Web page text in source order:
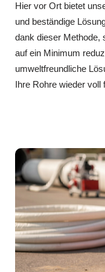
Hier vor Ort bietet
und beständige
dank dieser Methode,
auf ein Minimum
umweltfreundliche
Ihre Rohre wieder voll